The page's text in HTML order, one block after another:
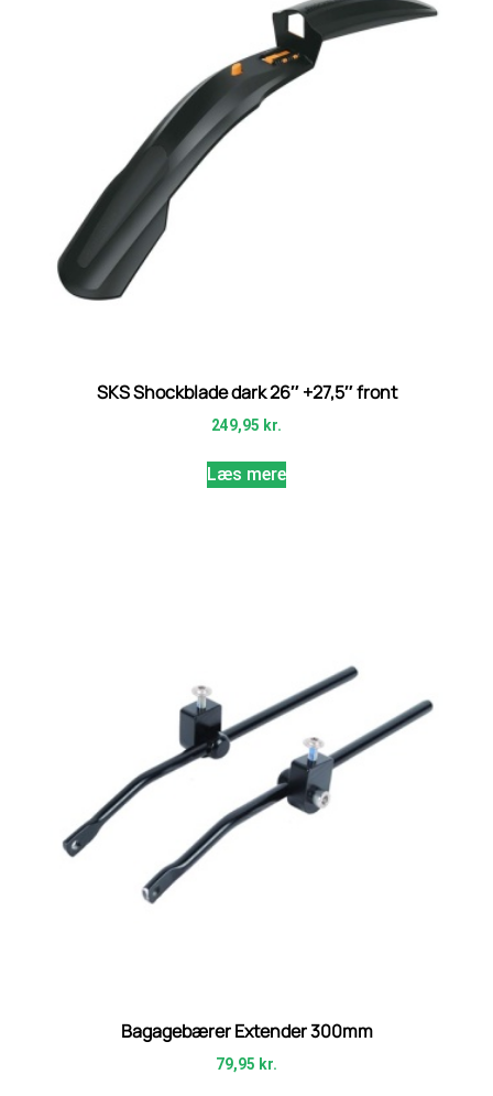
SKS Shockblade dark 26″ +27,5″ front
249,95 kr.
Læs mere
Bagagebærer Extender 300mm
79,95 kr.